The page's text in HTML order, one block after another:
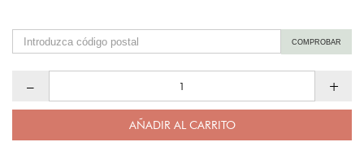
COMPROBAR
– +
AÑADIR AL CARRITO